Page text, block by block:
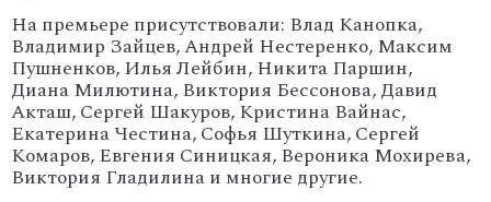
На премьере присутствовали: Влад Канопка,
Владимир Зайцев, Андрей Нестеренко, Максим
Пушненков, Илья Лейбин, Никита Паршин,
Диана Милютина, Виктория Бессонова, Давид
Акташ, Сергей Шакуров, Кристина Вайнас,
Екатерина Честина, Софья Шуткина, Сергей
Комаров, Евгения Синицкая, Вероника Мохирева,
Виктория Гладилина и многие другие.